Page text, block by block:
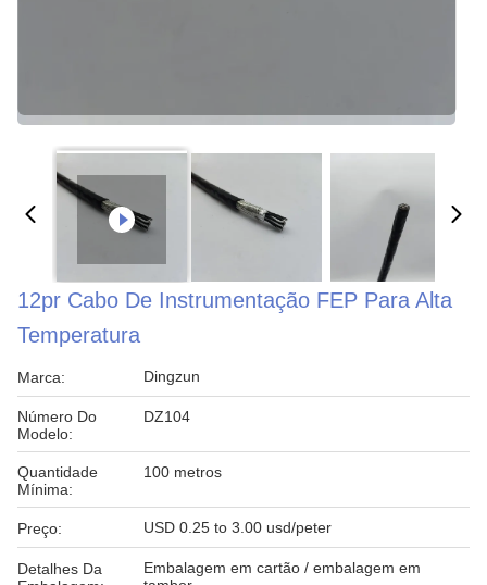
12pr Cabo De Instrumentação FEP Para Alta
Temperatura
Marca: Dingzun
Número Do
Modelo:
DZ104
Quantidade
Mínima:
100 metros
Preço: USD 0.25 to 3.00 usd/peter
Detalhes Da
Embalagem em cartão / embalagem em